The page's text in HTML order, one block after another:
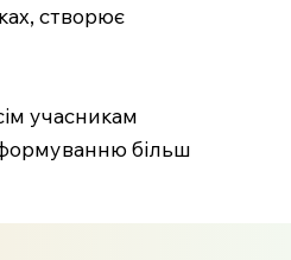
створює
учасникам
формуванню більш